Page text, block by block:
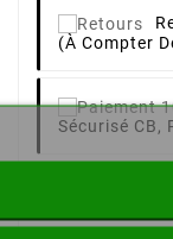
(à Compter
Sécurisé CB,